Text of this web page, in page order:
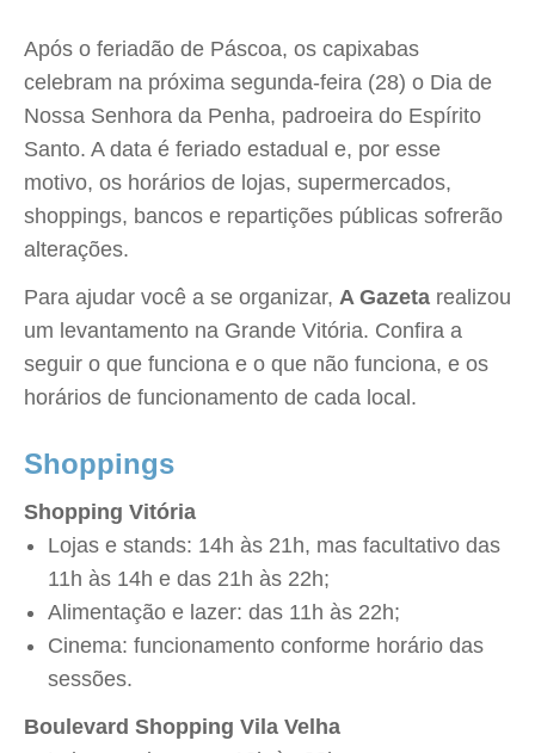
Após o feriadão de Páscoa, os capixabas
celebram na próxima segunda-feira (28) o Dia de
Nossa Senhora da Penha, padroeira do Espírito
Santo. A data é feriado estadual e, por esse
motivo, os horários de lojas, supermercados,
shoppings, bancos e repartições públicas sofrerão
alterações.
Para ajudar você a se organizar, A Gazeta realizou
um levantamento na Grande Vitória. Confira a
seguir o que funciona e o que não funciona, e os
horários de funcionamento de cada local.
Shoppings
Shopping Vitória
Lojas e stands: 14h às 21h, mas facultativo das
11h às 14h e das 21h às 22h;
Alimentação e lazer: das 11h às 22h;
Cinema: funcionamento conforme horário das
sessões.
Boulevard Shopping Vila Velha